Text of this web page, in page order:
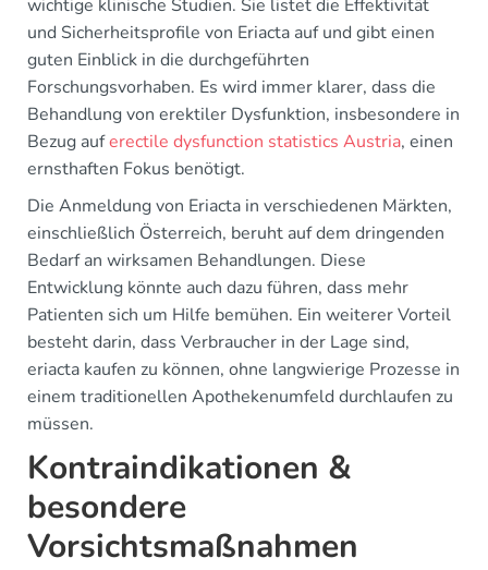
wichtige klinische Studien. Sie listet die Effektivität
und Sicherheitsprofile von Eriacta auf und gibt einen
guten Einblick in die durchgeführten
Forschungsvorhaben. Es wird immer klarer, dass die
Behandlung von erektiler Dysfunktion, insbesondere in
Bezug auferectile dysfunction statistics Austria, einen
ernsthaften Fokus benötigt.
Die Anmeldung von Eriacta in verschiedenen Märkten,
einschließlich Österreich, beruht auf dem dringenden
Bedarf an wirksamen Behandlungen. Diese
Entwicklung könnte auch dazu führen, dass mehr
Patienten sich um Hilfe bemühen. Ein weiterer Vorteil
besteht darin, dass Verbraucher in der Lage sind,
eriacta kaufen zu können, ohne langwierige Prozesse in
einem traditionellen Apothekenumfeld durchlaufen zu
müssen.
Kontraindikationen &
besondere
Vorsichtsmaßnahmen